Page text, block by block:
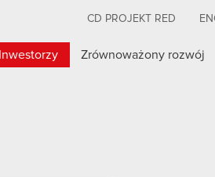
CD PROJEKT RED
Inwestorzy Zrównoważony rozwój